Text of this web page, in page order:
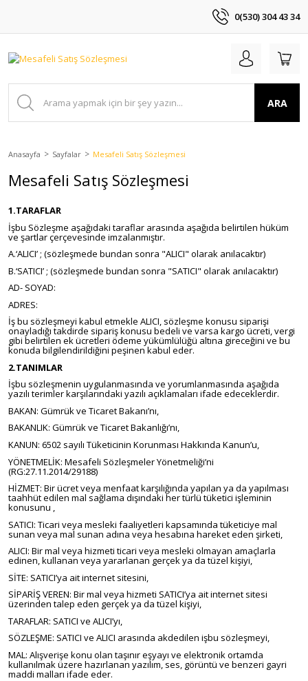
0(530) 304 43 34
ARA
Anasayfa Sayfalar Mesafeli Satış Sözleşmesi
Mesafeli Satış Sözleşmesi
1.TARAFLAR
İşbu Sözleşme aşağıdaki taraflar arasında aşağıda belirtilen hüküm
ve şartlar çerçevesinde imzalanmıştır.
A.‘ALICI’ ; (sözleşmede bundan sonra "ALICI" olarak anılacaktır)
B.‘SATICI’ ; (sözleşmede bundan sonra "SATICI" olarak anılacaktır)
AD- SOYAD:
ADRES:
İş bu sözleşmeyi kabul etmekle ALICI, sözleşme konusu siparişi
onayladığı takdirde sipariş konusu bedeli ve varsa kargo ücreti, vergi
gibi belirtilen ek ücretleri ödeme yükümlülüğü altına gireceğini ve bu
konuda bilgilendirildiğini peşinen kabul eder.
2.TANIMLAR
İşbu sözleşmenin uygulanmasında ve yorumlanmasında aşağıda
yazılı terimler karşılarındaki yazılı açıklamaları ifade edeceklerdir.
BAKAN: Gümrük ve Ticaret Bakanı’nı,
BAKANLIK: Gümrük ve Ticaret Bakanlığı’nı,
KANUN: 6502 sayılı Tüketicinin Korunması Hakkında Kanun’u,
YÖNETMELİK: Mesafeli Sözleşmeler Yönetmeliği’ni
(RG:27.11.2014/29188)
HİZMET: Bir ücret veya menfaat karşılığında yapılan ya da yapılması
taahhüt edilen mal sağlama dışındaki her türlü tüketici işleminin
konusunu ,
SATICI: Ticari veya mesleki faaliyetleri kapsamında tüketiciye mal
sunan veya mal sunan adına veya hesabına hareket eden şirketi,
ALICI: Bir mal veya hizmeti ticari veya mesleki olmayan amaçlarla
edinen, kullanan veya yararlanan gerçek ya da tüzel kişiyi,
SİTE: SATICI’ya ait internet sitesini,
SİPARİŞ VEREN: Bir mal veya hizmeti SATICI’ya ait internet sitesi
üzerinden talep eden gerçek ya da tüzel kişiyi,
TARAFLAR: SATICI ve ALICI’yı,
SÖZLEŞME: SATICI ve ALICI arasında akdedilen işbu sözleşmeyi,
MAL: Alışverişe konu olan taşınır eşyayı ve elektronik ortamda
kullanılmak üzere hazırlanan yazılım, ses, görüntü ve benzeri gayri
maddi malları ifade eder.